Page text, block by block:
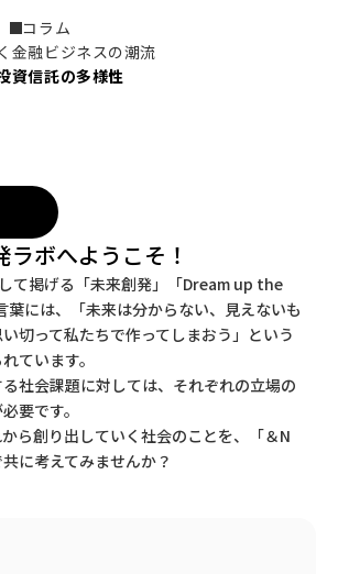
コラム
金融ビジネスの潮流
資信託の多様性
ラボへようこそ！
て掲げる「未来創発」「Dream up the
には、「未来は分からない、見えないも
切って私たちで作ってしまおう」という
ています。
社会課題に対しては、それぞれの立場の
要です。
ら創り出していく社会のことを、「＆N
に考えてみませんか？